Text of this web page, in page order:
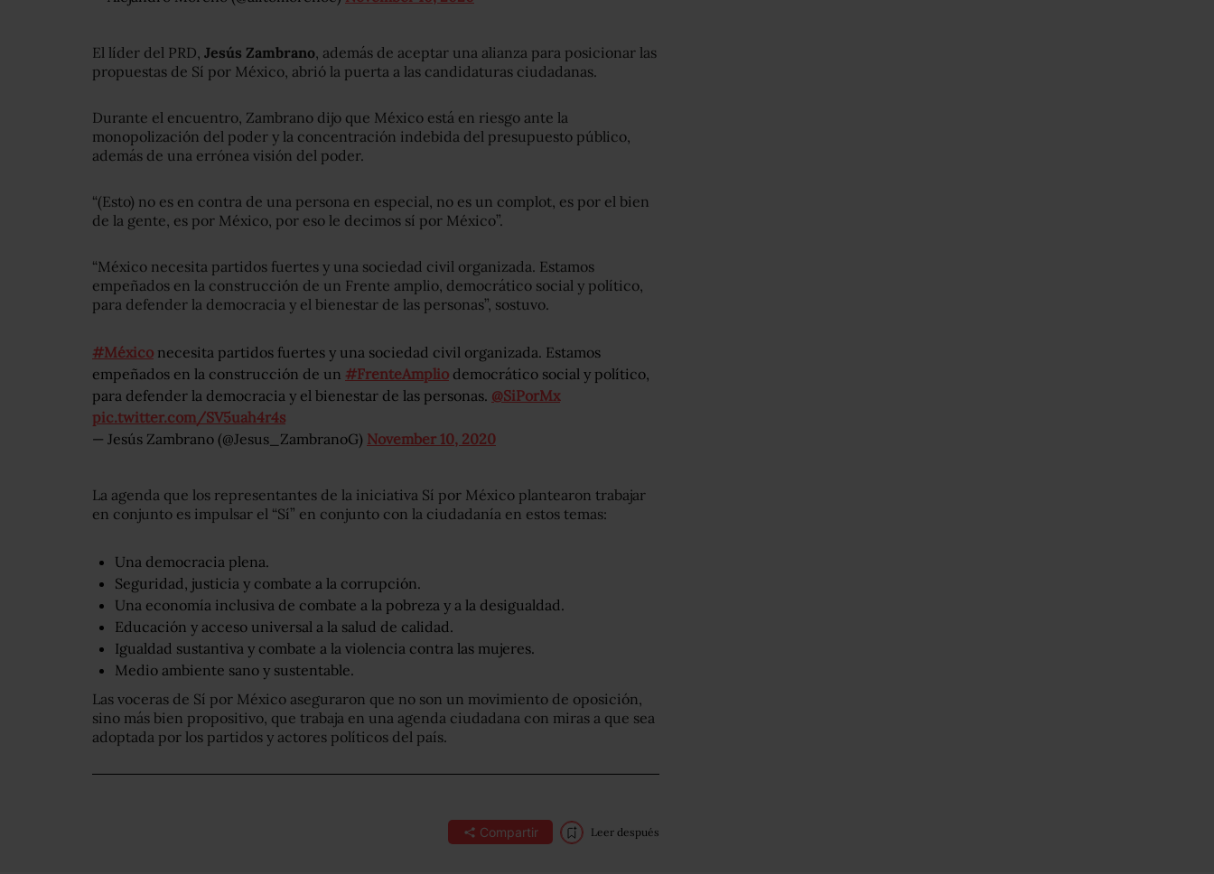
El líder del PRD, Jesús Zambrano, además de aceptar una alianza para posicionar las
propuestas de Sí por México, abrió la puerta a las candidaturas ciudadanas.
Durante el encuentro, Zambrano dijo que México está en riesgo ante la
monopolización del poder y la concentración indebida del presupuesto público,
además de una errónea visión del poder.
“(Esto) no es en contra de una persona en especial, no es un complot, es por el bien
de la gente, es por México, por eso le decimos sí por México”.
“México necesita partidos fuertes y una sociedad civil organizada. Estamos
empeñados en la construcción de un Frente amplio, democrático social y político,
para defender la democracia y el bienestar de las personas”, sostuvo.
#México necesita partidos fuertes y una sociedad civil organizada. Estamos
empeñados en la construcción de un #FrenteAmplio democrático social y político,
para defender la democracia y el bienestar de las personas. @SiPorMx
pic.twitter.com/SV5uah4r4s
— Jesús Zambrano (@Jesus_ZambranoG) November 10, 2020
La agenda que los representantes de la iniciativa Sí por México plantearon trabajar
en conjunto es impulsar el “Sí” en conjunto con la ciudadanía en estos temas:
Una democracia plena.
Seguridad, justicia y combate a la corrupción.
Una economía inclusiva de combate a la pobreza y a la desigualdad.
Educación y acceso universal a la salud de calidad.
Igualdad sustantiva y combate a la violencia contra las mujeres.
Medio ambiente sano y sustentable.
Las voceras de Sí por México aseguraron que no son un movimiento de oposición,
sino más bien propositivo, que trabaja en una agenda ciudadana con miras a que sea
adoptada por los partidos y actores políticos del país.
Compartir Leer después